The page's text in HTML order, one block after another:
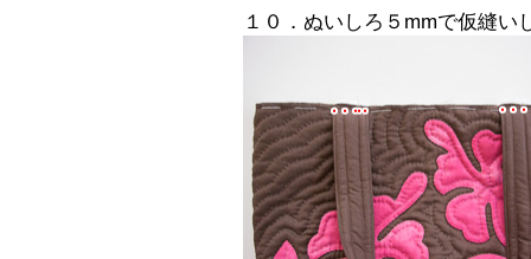
１０．ぬいしろ５mmで仮縫い